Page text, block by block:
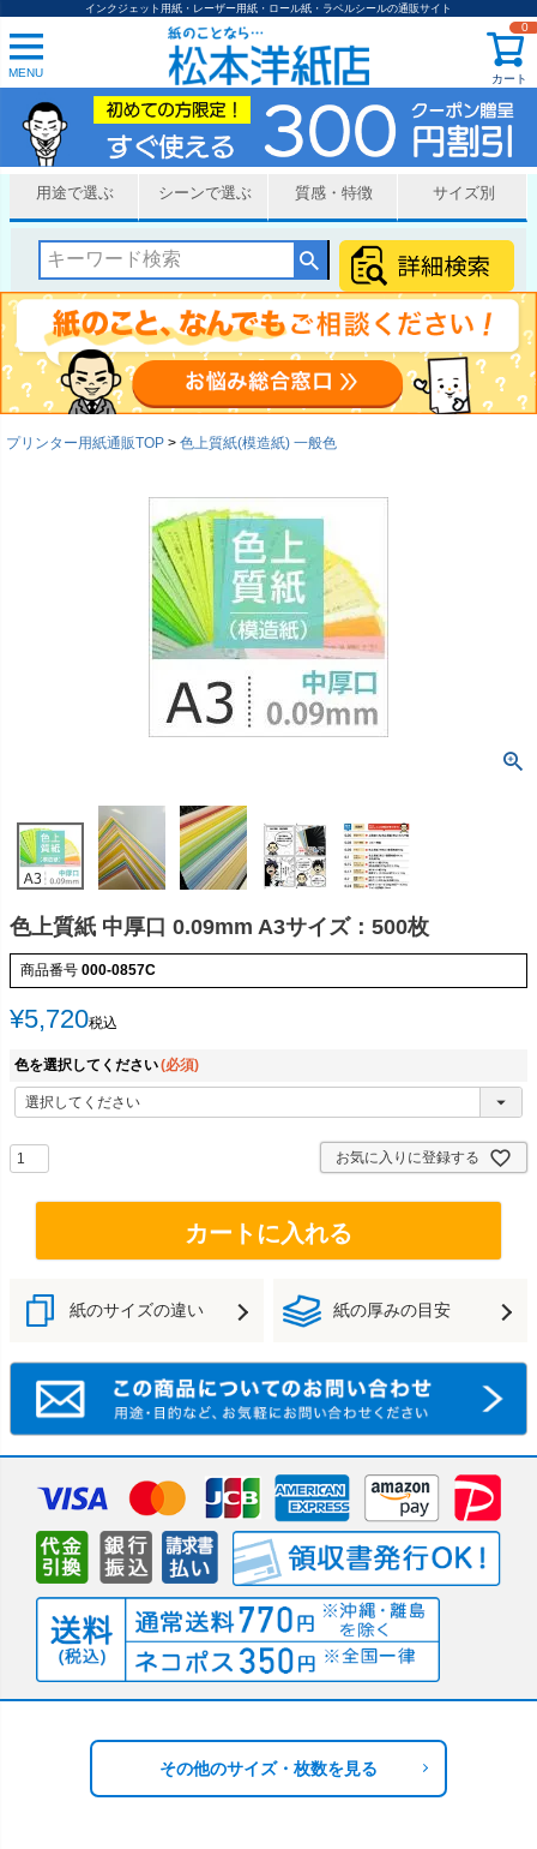
インクジェット用紙・レーザー用紙・ロール紙・ラベルシールの通販サイト
MENU カート
0
用途で選ぶ シーンで選ぶ 質感・特徴 サイズ別
プリンター用紙通販TOP 色上質紙(模造紙) 一般色
色上質紙 中厚口 0.09mm A3サイズ：500枚
商品番号 000-0857C
¥5,720税込
色を選択してください(必須)
お気に入りに登録する
カートに入れる
紙のサイズの違い 紙の厚みの目安
その他のサイズ・枚数を見る